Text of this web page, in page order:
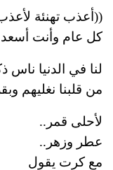
((أعذب تهنئة
كل عام وأنت
لنا في الدنيا
من قلبنا نغليهم
لأحلى قمر..
عطر وزهر..
مع كرت يقول